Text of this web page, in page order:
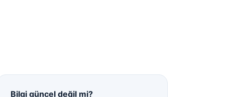
Bilgi güncel değil mi?